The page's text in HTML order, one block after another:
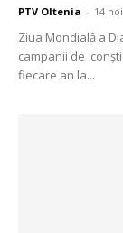
PTV Oltenia - 14
Ziua Mondială a
campanii de
fiecare an la...